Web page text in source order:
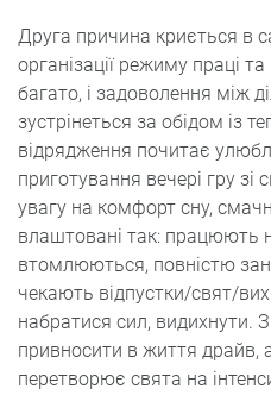
Друга причина криється в
організації режиму праці
багато, і задоволення між
зустрінеться за обідом із
відрядження почитає
приготування вечері гру
увагу на комфорт сну,
влаштовані так: працюють
втомлюються, повністю
чекають відпустки/свят/
набратися сил, видихнути.
привносити в життя драйв,
перетворює свята на